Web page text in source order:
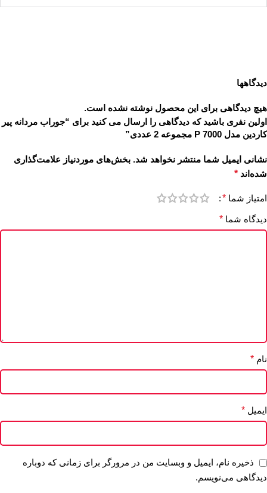
دیدگاهها
هیچ دیدگاهی برای این محصول نوشته نشده است.
اولین نفری باشید که دیدگاهی را ارسال می کنید برای “جوراب مردانه پیر
کاردین مدل P 7000 مجموعه 2 عددی”
نشانی ایمیل شما منتشر نخواهد شد. بخش‌های موردنیاز علامت‌گذاری
شده‌اند *
امتیاز شما *
دیدگاه شما *
نام *
ایمیل *
ذخیره نام، ایمیل و وبسایت من در مرورگر برای زمانی که دوباره
دیدگاهی می‌نویسم.